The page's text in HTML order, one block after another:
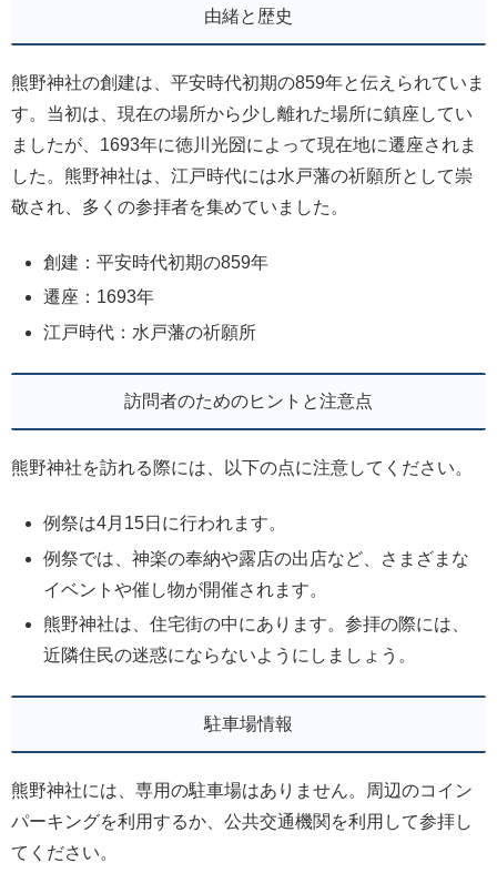
由緒と歴史
熊野神社の創建は、平安時代初期の859年と伝えられていま
す。当初は、現在の場所から少し離れた場所に鎮座してい
ましたが、1693年に徳川光圀によって現在地に遷座されま
した。熊野神社は、江戸時代には水戸藩の祈願所として崇
敬され、多くの参拝者を集めていました。
創建：平安時代初期の859年
遷座：1693年
江戸時代：水戸藩の祈願所
訪問者のためのヒントと注意点
熊野神社を訪れる際には、以下の点に注意してください。
例祭は4月15日に行われます。
例祭では、神楽の奉納や露店の出店など、さまざまな
イベントや催し物が開催されます。
熊野神社は、住宅街の中にあります。参拝の際には、
近隣住民の迷惑にならないようにしましょう。
駐車場情報
熊野神社には、専用の駐車場はありません。周辺のコイン
パーキングを利用するか、公共交通機関を利用して参拝し
てください。